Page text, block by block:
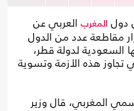
دول المغرب العربي عن
مقاطعة عدد من الدول
السعودية لدولة قطر،
تجاوز هذه الأزمة وتسوية
المغربي، قال وزير